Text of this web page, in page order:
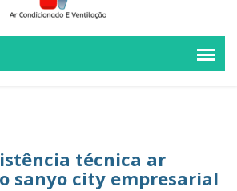
técnica ar
sanyo city empresarial